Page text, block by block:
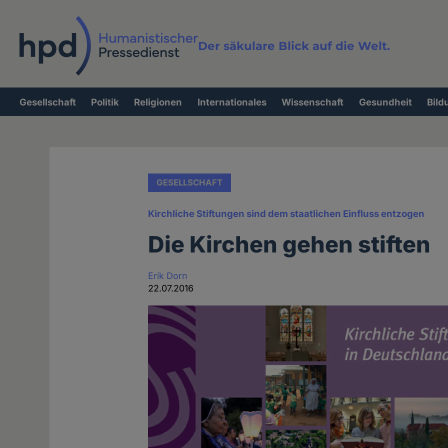
Der säkulare Blick auf die Welt.
Volltextsuche
Hauptnavigation
Gesellschaft Politik Religionen Internationales Wissenschaft Gesundheit
GESELLSCHAFT
Kirchliche Stiftungen sind dem staatlichen Einfluss entzogen
Die Kirchen gehen stiften
Erik Dorn
22.07.2016